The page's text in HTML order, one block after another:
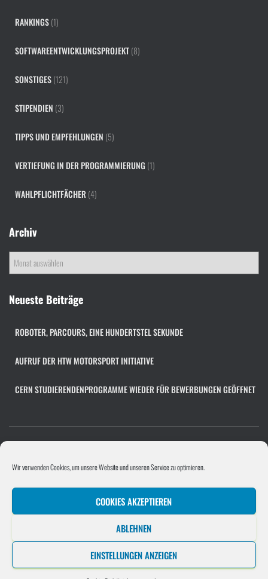
Wir verwenden Cookies, um unsere Website und unseren Service zu optimieren.
COOKIES AKZEPTIEREN
ABLEHNEN
EINSTELLUNGEN ANZEIGEN
RANKINGS(1)
SOFTWAREENTWICKLUNGSPROJEKT(8)
SONSTIGES(121)
STIPENDIEN (3)
TIPPS UND EMPFEHLUNGEN (5)
VERTIEFUNG IN DER PROGRAMMIERUNG (1)
WAHLPFLICHTFÄCHER (4)
Archiv
h
Neueste Beiträge
ROBOTER, PARCOURS, EINE HUNDERTSTEL SEKUNDE
AUFRUF DER HTW MOTORSPORT INITIATIVE
CERN STUDIERENDENPROGRAMME WIEDER FÜR BEWERBUNGEN GEÖFFNET
UNTERNEHMEN
Hestia | Entwickelt vonThemeIsle